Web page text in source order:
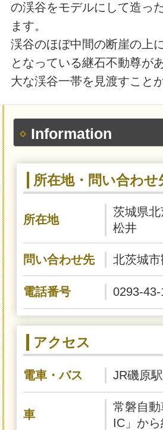
の渓谷をモデルにして造っ
ます。
渓谷のほぼ中間の断崖の上
となっている継石不動尊が
大な渓谷一帯を見渡すこと
Information
所在地・問い合わせ
所在地
茨城県
松井
問い合わせ先 北茨城
電話番号 0293-43-
アクセス
電車・バス JR磯原
車
常磐自
IC」か